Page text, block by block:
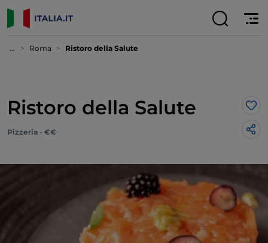
... Roma Ristoro della Salute
Ristoro della Salute
Pizzeria - €€